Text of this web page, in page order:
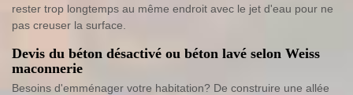
rester trop longtemps au même endroit avec le jet d'eau pour ne
pas creuser la surface.
Devis du béton désactivé ou béton lavé selon Weiss
maconnerie
Besoins d'emménager votre habitation? De construire une allée